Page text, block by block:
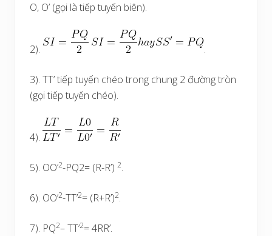
O, O’ (gọi là tiếp tuyến biên).
2). .
3). TT’ tiếp tuyến chéo trong chung 2 đường tròn
(gọi tiếp tuyến chéo).
4).
5). OO’2-PQ2= (R-R’) 2.
6). OO’2-TT’2= (R+R’)2.
7). PQ2– TT’2= 4RR’.